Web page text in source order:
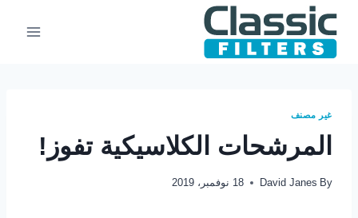
content
غير مصنف
المرشحات الكلاسيكية تفوز!
By
David Janes 18 نوفمبر، 2019